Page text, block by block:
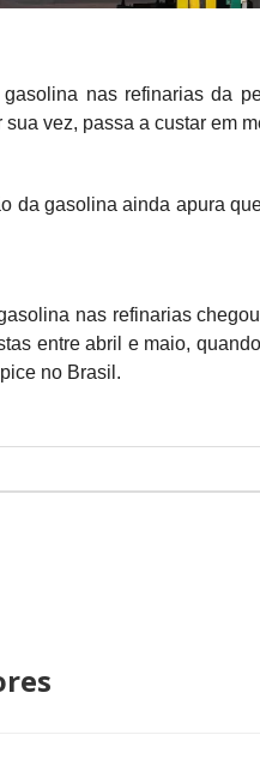
nas refinarias da
vez, passa a custar em
da gasolina ainda apura
nas refinarias
entre abril e maio,
no Brasil.